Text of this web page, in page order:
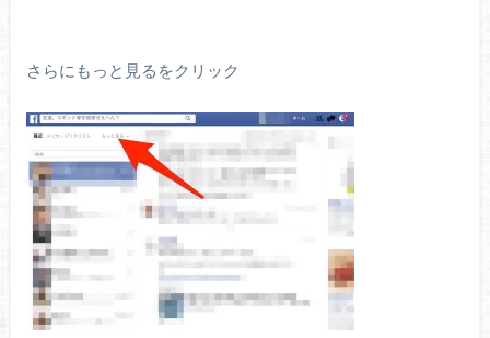
さらにもっと見るをクリック